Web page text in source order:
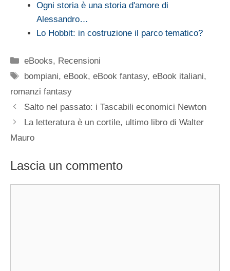
Ogni storia è una storia d'amore di
Alessandro…
Lo Hobbit: in costruzione il parco tematico?
Categorie
eBooks, Recensioni
Tag
bompiani,eBook,eBook fantasy,eBook italiani,
romanzi fantasy
Salto nel passato: i Tascabili economici Newton
La letteratura è un cortile, ultimo libro di Walter
Mauro
Lascia un commento